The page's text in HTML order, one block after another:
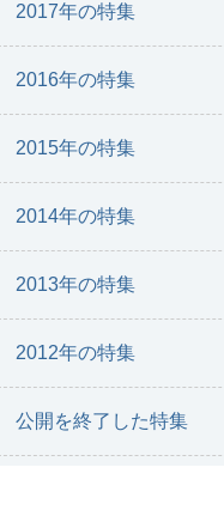
2017年の特集
2016年の特集
2015年の特集
2014年の特集
2013年の特集
2012年の特集
公開を終了した特集